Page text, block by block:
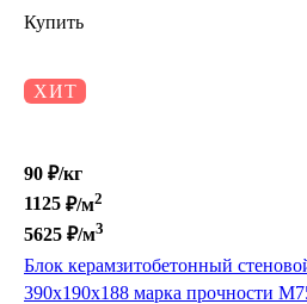
Купить
ХИТ
90 ₽/кг
1125 ₽/м2
5625 ₽/м3
Блок керамзитобетонный
390х190х188 марка прочности